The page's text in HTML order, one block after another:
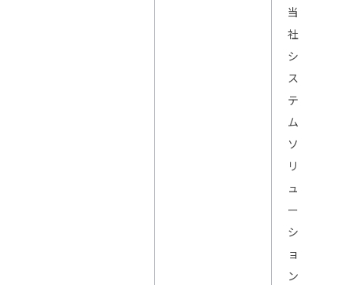
当
社
シ
ス
テ
ム
ソ
リ
ュ
ー
シ
ョ
ン